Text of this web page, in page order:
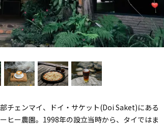
チェンマイ、ドイ・サケット(Doi Saket)にある
ヒー農園。1998年の設立当時から、タイではま